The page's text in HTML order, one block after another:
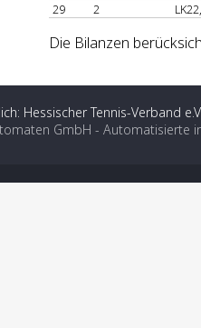
29
2
Die Bilanzen
Hessischer Tennis-Verband
GmbH - Automatisierte